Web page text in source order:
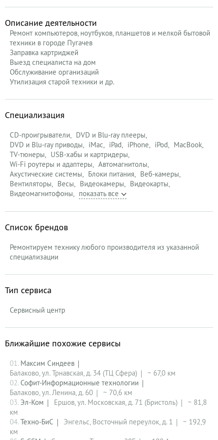
Описание деятельности
Ремонт компьютеров, ноутбуков, планшетов и мелкой бытовой
техники в городе Пугачев
Заправка картриджей
Выезд специалиста на дом
Обслуживание организаций
Утилизация старой техники и др.
Специализация
CD-проигрыватели
DVD и Blu-ray плееры
DVD и Blu-ray приводы
iMac iPad iPhone iPod
MacBook
TV-тюнеры
USB-хабы и картридеры
Wi-Fi роутеры и адаптеры
Автомагнитолы
Акустические системы
Блоки питания
Веб-камеры
Вентиляторы
Весы Видеокамеры
Видеокарты
Видеомагнитофоны
Список брендов
Ремонтируем технику любого производителя из указанной
специализации
Тип сервиса
Сервисный центр
Ближайшие похожие сервисы
01. Максим Синдеев
Балаково, ул. Трнавская, д. 34 (ТЦ Сфера)
~ 67,0 км
02. Софит-Информационные технологии
Балаково, ул. Ленина, д. 60
~ 70,6 км
03. Эл-Ком Ершов, ул. Московская, д. 71 (Бристоль)
~ 81,8
км
04. Техно-БиС Энгельс, Восточный переулок, д. 1
~ 192,9
км